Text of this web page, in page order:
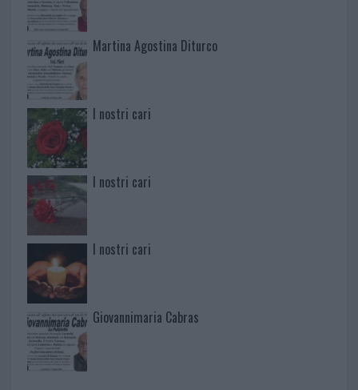
Martina Agostina Diturco
I nostri cari
I nostri cari
I nostri cari
Giovannimaria Cabras